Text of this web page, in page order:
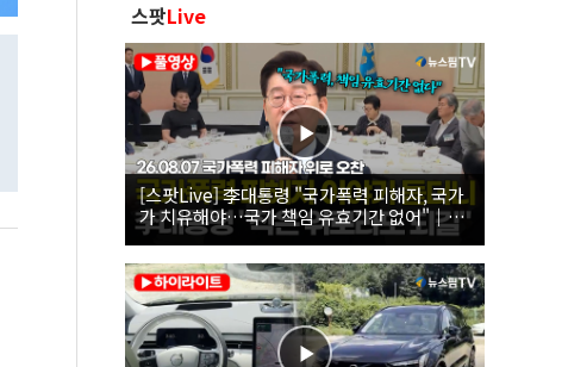
스팟Live
[스팟Live] 李대통령 "국가폭력 피해자, 국가
가 치유해야…국가 책임 유효기간 없어"｜
26.08.07 국가폭력 피해자 위로 오찬